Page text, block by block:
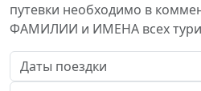
путевки необходимо в
ФАМИЛИИ и ИМЕНА всех